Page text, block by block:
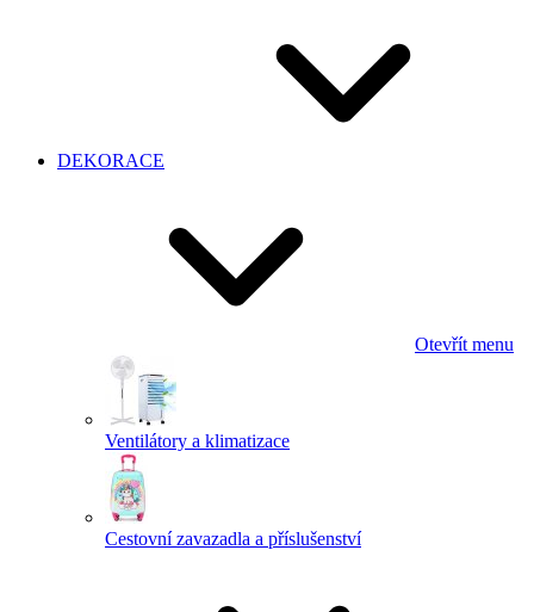
DEKORACE
Otevřít menu
Ventilátory a klimatizace
Cestovní zavazadla a příslušenství